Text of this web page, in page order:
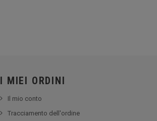
I MIEI ORDINI
Il mio conto
Tracciamento dell'ordine